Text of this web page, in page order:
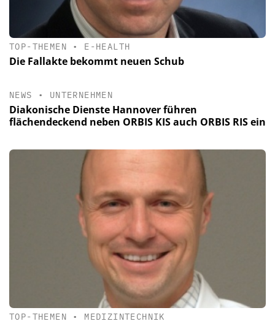
TOP-THEMEN • E-HEALTH
Die Fallakte bekommt neuen Schub
NEWS • UNTERNEHMEN
Diakonische Dienste Hannover führen
flächendeckend neben ORBIS KIS auch ORBIS RIS ein
TOP-THEMEN • MEDIZINTECHNIK